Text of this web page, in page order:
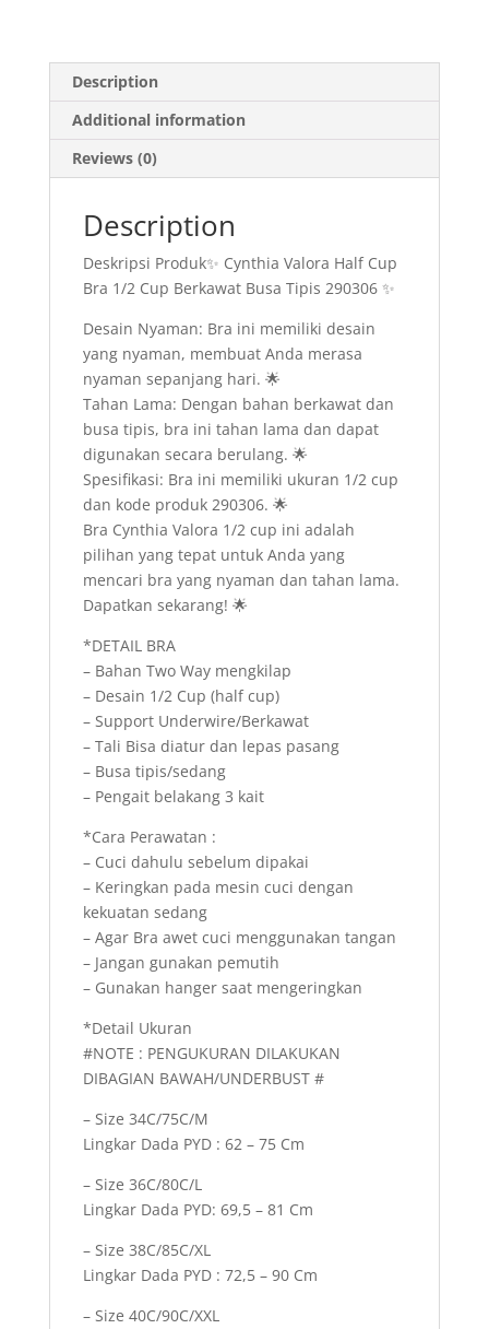
Description
Additional information
Reviews (0)
Description
Deskripsi Produk✨ Cynthia Valora Half Cup
Bra 1/2 Cup Berkawat Busa Tipis 290306 ✨
Desain Nyaman: Bra ini memiliki desain
yang nyaman, membuat Anda merasa
nyaman sepanjang hari. 🌟
Tahan Lama: Dengan bahan berkawat dan
busa tipis, bra ini tahan lama dan dapat
digunakan secara berulang. 🌟
Spesifikasi: Bra ini memiliki ukuran 1/2 cup
dan kode produk 290306. 🌟
Bra Cynthia Valora 1/2 cup ini adalah
pilihan yang tepat untuk Anda yang
mencari bra yang nyaman dan tahan lama.
Dapatkan sekarang! 🌟
*DETAIL BRA
– Bahan Two Way mengkilap
– Desain 1/2 Cup (half cup)
– Support Underwire/Berkawat
– Tali Bisa diatur dan lepas pasang
– Busa tipis/sedang
– Pengait belakang 3 kait
*Cara Perawatan :
– Cuci dahulu sebelum dipakai
– Keringkan pada mesin cuci dengan
kekuatan sedang
– Agar Bra awet cuci menggunakan tangan
– Jangan gunakan pemutih
– Gunakan hanger saat mengeringkan
*Detail Ukuran
#NOTE : PENGUKURAN DILAKUKAN
DIBAGIAN BAWAH/UNDERBUST #
– Size 34C/75C/M
Lingkar Dada PYD : 62 – 75 Cm
– Size 36C/80C/L
Lingkar Dada PYD: 69,5 – 81 Cm
– Size 38C/85C/XL
Lingkar Dada PYD : 72,5 – 90 Cm
– Size 40C/90C/XXL